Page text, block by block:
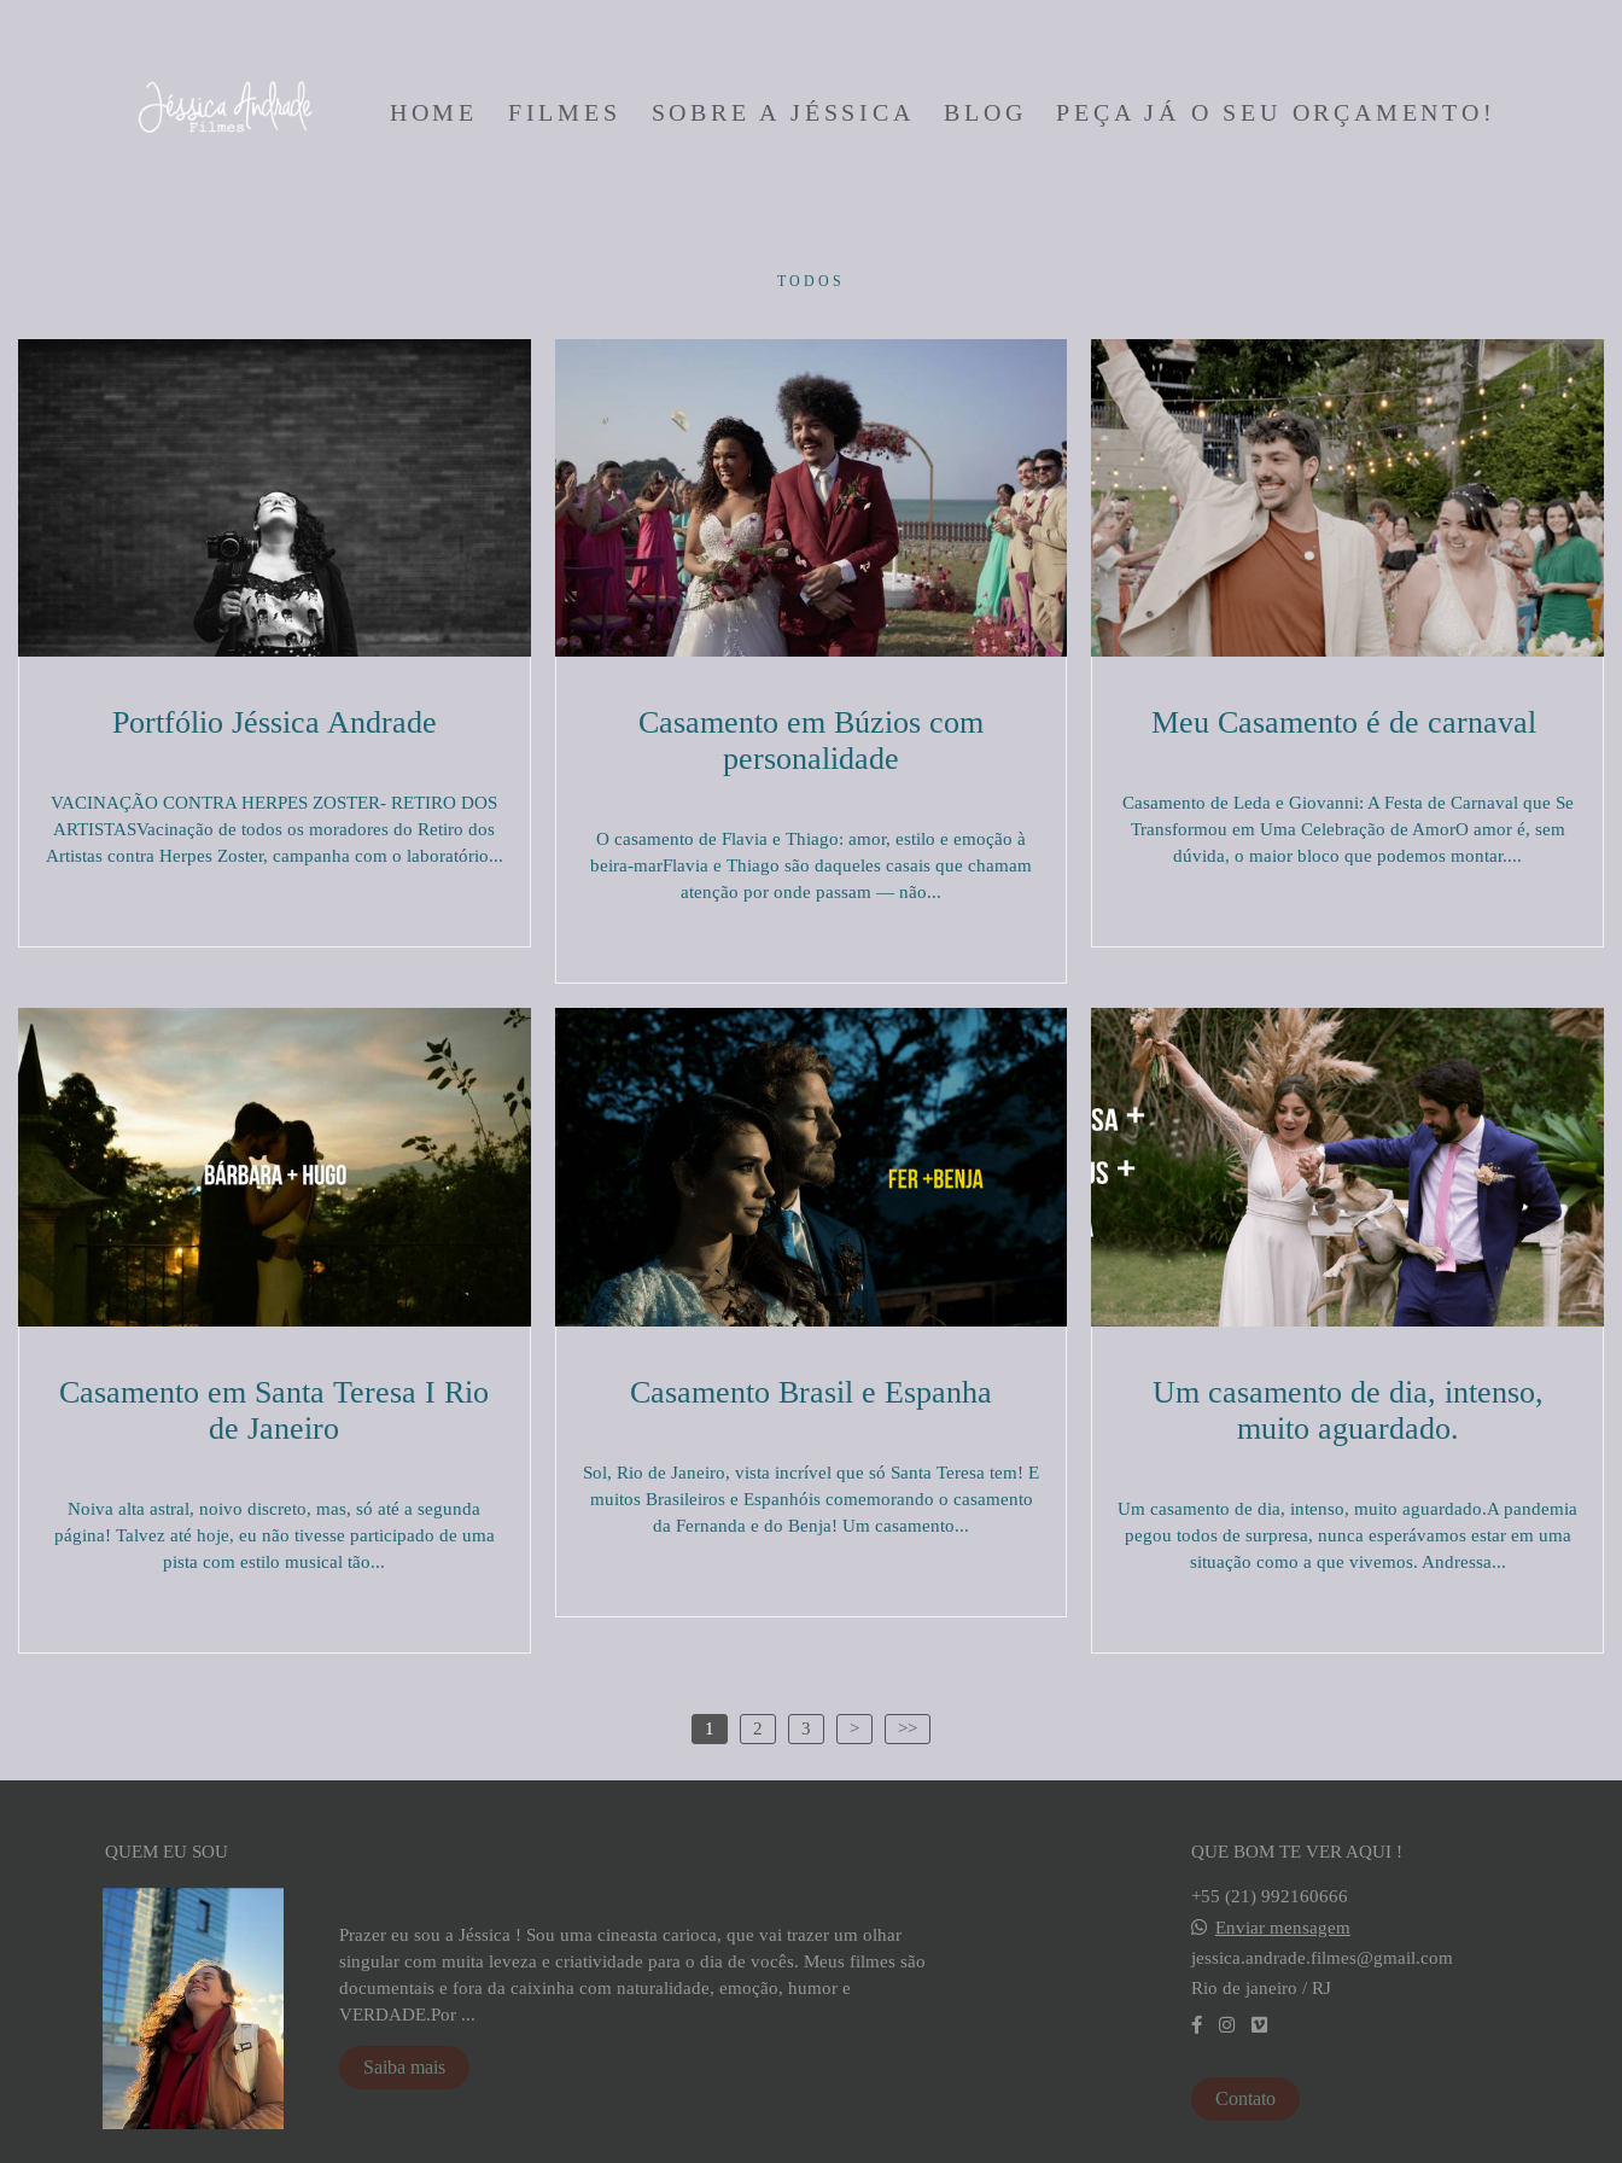
HOME FILMES SOBRE A JÉSSICA BLOG PEÇA JÁ O SEU ORÇAMENTO!
TODOS
Portfólio Jéssica Andrade
VACINAÇÃO CONTRA HERPES ZOSTER- RETIRO DOS
ARTISTASVacinação de todos os moradores do Retiro dos
Artistas contra Herpes Zoster, campanha com o laboratório...
Casamento em Búzios com
personalidade
O casamento de Flavia e Thiago: amor, estilo e emoção à
beira-marFlavia e Thiago são daqueles casais que chamam
atenção por onde passam — não...
Meu Casamento é de carnaval
Casamento de Leda e Giovanni: A Festa de Carnaval que Se
Transformou em Uma Celebração de AmorO amor é, sem
dúvida, o maior bloco que podemos montar....
Casamento em Santa Teresa I Rio
de Janeiro
Noiva alta astral, noivo discreto, mas, só até a segunda
página! Talvez até hoje, eu não tivesse participado de uma
pista com estilo musical tão...
Casamento Brasil e Espanha
Sol, Rio de Janeiro, vista incrível que só Santa Teresa tem! E
muitos Brasileiros e Espanhóis comemorando o casamento
da Fernanda e do Benja! Um casamento...
Um casamento de dia, intenso,
muito aguardado.
Um casamento de dia, intenso, muito aguardado.A pandemia
pegou todos de surpresa, nunca esperávamos estar em uma
situação como a que vivemos. Andressa...
1 2 3 > >>
QUEM EU SOU
Prazer eu sou a Jéssica ! Sou uma cineasta carioca, que vai trazer um olhar
singular com muita leveza e criatividade para o dia de vocês. Meus filmes são
documentais e fora da caixinha com naturalidade, emoção, humor e
VERDADE.Por ...
Saiba mais
QUE BOM TE VER AQUI !
+55 (21) 992160666
Enviar mensagem
jessica.andrade.filmes@gmail.com
Rio de janeiro / RJ
Contato